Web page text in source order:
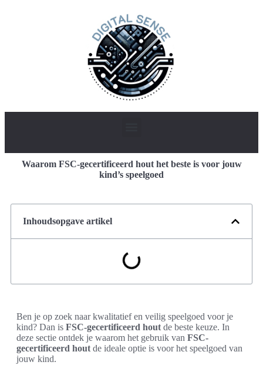
Waarom FSC-gecertificeerd hout het beste is voor jouw
kind’s speelgoed
Inhoudsopgave artikel
Ben je op zoek naar kwalitatief en veilig speelgoed voor je
kind? Dan is FSC-gecertificeerd hout de beste keuze. In
deze sectie ontdek je waarom het gebruik van FSC-
gecertificeerd hout de ideale optie is voor het speelgoed van
jouw kind.